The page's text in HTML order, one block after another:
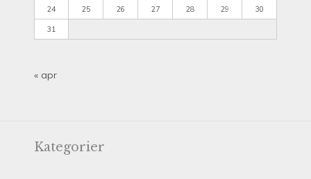
24 25 26 27 28 29 30
31
« apr
Kategorier